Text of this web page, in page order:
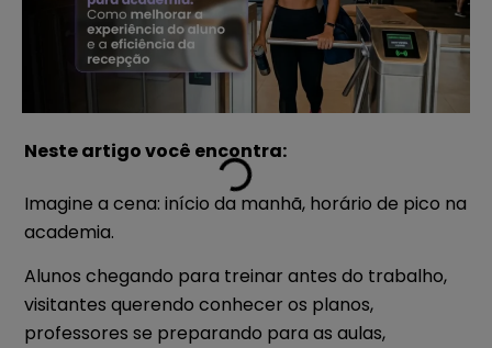
Neste artigo você encontra:
Imagine a cena: início da manhã, horário de pico na
academia.
Alunos chegando para treinar antes do trabalho,
visitantes querendo conhecer os planos,
professores se preparando para as aulas,